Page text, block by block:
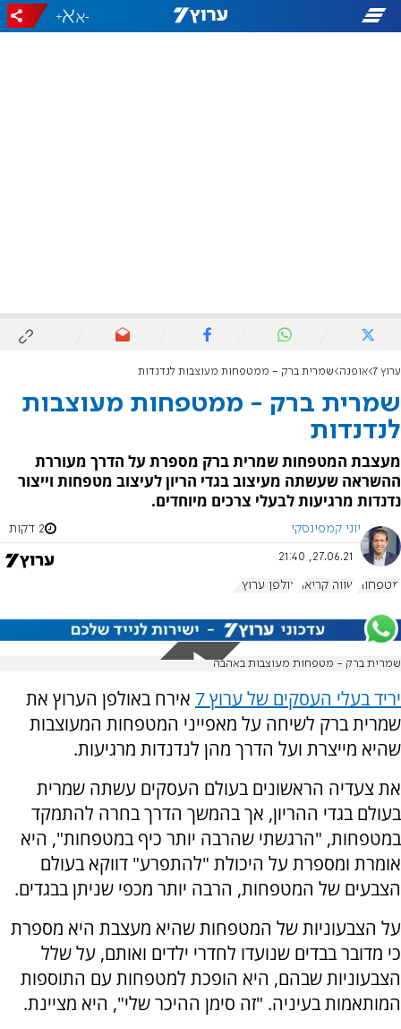
-
+
ערוץ 7 אופנה שמרית ברק - ממטפחות מעוצבות לנדנדות
שמרית ברק - ממטפחות מעוצבות
לנדנדות
מעצבת המטפחות שמרית ברק מספרת על הדרך מעוררת
ההשראה שעשתה מעיצוב בגדי הריון לעיצוב מטפחות וייצור
נדנדות מרגיעות לבעלי צרכים מיוחדים.
יוני קמפינסקי 2 דקות
27.06.21, 21:40
מטפחות שווה קריאה אולפן ערוץ 7
שמרית ברק - מטפחות מעוצבות באהבה
יריד בעלי העסקים של ערוץ 7
אירח באולפן הערוץ את
שמרית ברק לשיחה על מאפייני המטפחות המעוצבות
שהיא מייצרת ועל הדרך מהן לנדנדות מרגיעות.
את צעדיה הראשונים בעולם העסקים עשתה שמרית
בעולם בגדי ההריון, אך בהמשך הדרך בחרה להתמקד
במטפחות, "הרגשתי שהרבה יותר כיף במטפחות", היא
אומרת ומספרת על היכולת "להתפרע" דווקא בעולם
הצבעים של המטפחות, הרבה יותר מכפי שניתן בבגדים.
על הצבעוניות של המטפחות שהיא מעצבת היא מספרת
כי מדובר בבדים שנועדו לחדרי ילדים ואותם, על שלל
הצבעוניות שבהם, היא הופכת למטפחות עם התוספות
המותאמות בעיניה. "זה סימן ההיכר שלי", היא מציינת.